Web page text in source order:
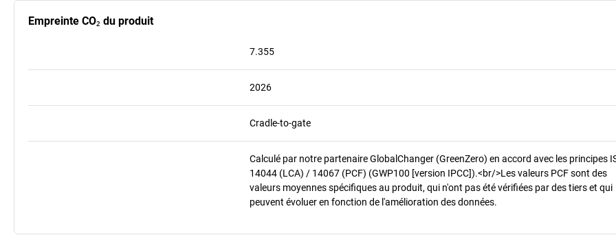
Empreinte CO₂ du produit
7.355
2026
Cradle-to-gate
Calculé par notre partenaire GlobalChanger (GreenZero) en accord avec les principes
14044 (LCA) / 14067 (PCF) (GWP100 [version IPCC]).<br/>Les valeurs PCF sont des
valeurs moyennes spécifiques au produit, qui n'ont pas été vérifiées par des tiers et qui
peuvent évoluer en fonction de l'amélioration des données.